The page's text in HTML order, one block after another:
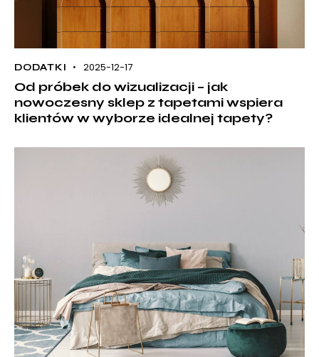
DODATKI 2025-12-17
Od próbek do wizualizacji – jak
nowoczesny sklep z tapetami wspiera
klientów w wyborze idealnej tapety?